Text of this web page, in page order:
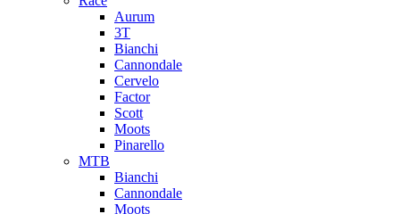
Aurum
3T
Bianchi
Cannondale
Cervelo
Factor
Scott
Moots
Pinarello
MTB
Bianchi
Cannondale
Moots